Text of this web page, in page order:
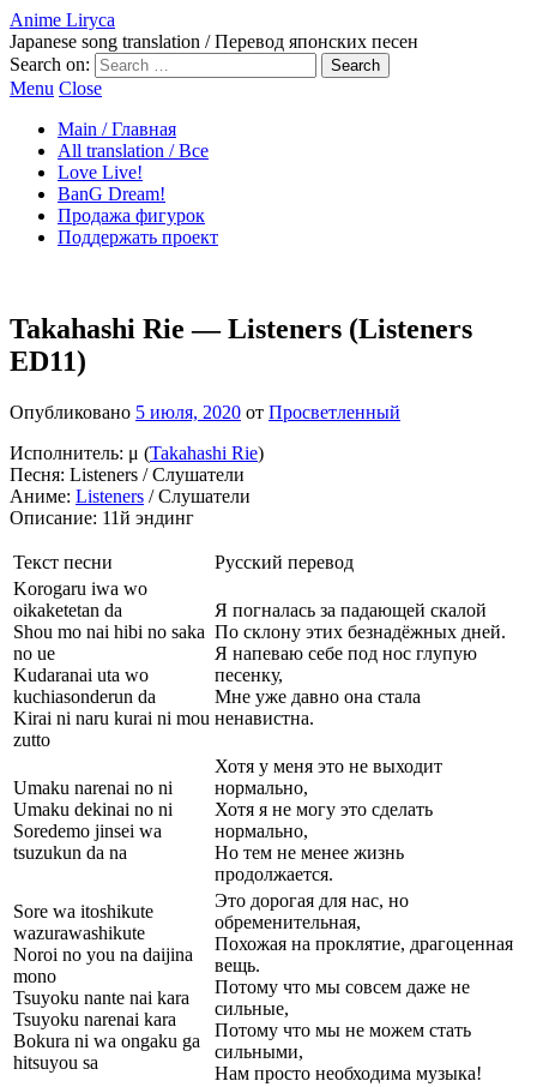
Anime Liryca
Japanese song translation / Перевод японских песен
Search on:
Menu Close
Main / Главная
All translation / Все
Love Live!
BanG Dream!
Продажа фигурок
Поддержать проект
Takahashi Rie — Listeners (Listeners
ED11)
Опубликовано 5 июля, 2020 от Просветленный
Исполнитель: μ (Takahashi Rie)
Песня: Listeners / Слушатели
Аниме: Listeners / Слушатели
Описание: 11й эндинг
Текст песни
Русский перевод
Korogaru iwa wo
oikaketetan da
Shou mo nai hibi no saka
no ue
Kudaranai uta wo
kuchiasonderun da
Kirai ni naru kurai ni mou
zutto
Я погналась за падающей скалой
По склону этих безнадёжных дней.
Я напеваю себе под нос глупую
песенку,
Мне уже давно она стала
ненавистна.
Umaku narenai no ni
Umaku dekinai no ni
Soredemo jinsei wa
tsuzukun da na
Хотя у меня это не выходит
нормально,
Хотя я не могу это сделать
нормально,
Но тем не менее жизнь
продолжается.
Sore wa itoshikute
wazurawashikute
Noroi no you na daijina
mono
Tsuyoku nante nai kara
Tsuyoku narenai kara
Bokura ni wa ongaku ga
hitsuyou sa
Это дорогая для нас, но
обременительная,
Похожая на проклятие, драгоценная
вещь.
Потому что мы совсем даже не
сильные,
Потому что мы не можем стать
сильными,
Нам просто необходима музыка!